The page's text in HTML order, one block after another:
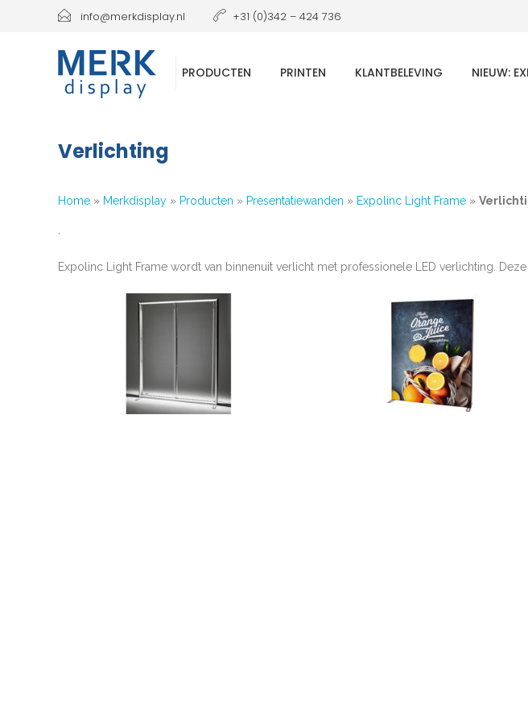
info@merkdisplay.nl +31 (0)342 – 424 736
PRODUCTEN PRINTEN KLANTBELEVING NIEUW:
Verlichting
Home » Merkdisplay » Producten » Presentatiewanden » Expolinc Light Frame »
`
Expolinc Light Frame wordt van binnenuit verlicht met professionele LED verlichting.